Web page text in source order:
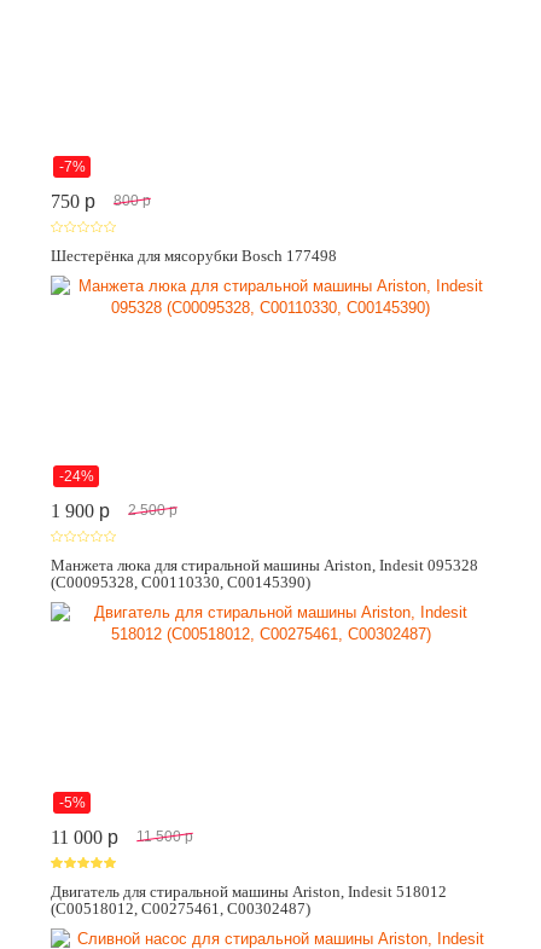
-7%
750 p 800 p
Шестерёнка для мясорубки Bosch 177498
-24%
1 900 p 2 500 p
Манжета люка для стиральной машины Ariston, Indesit 095328
(C00095328, C00110330, C00145390)
-5%
11 000 p 11 500 p
Двигатель для стиральной машины Ariston, Indesit 518012
(C00518012, C00275461, C00302487)